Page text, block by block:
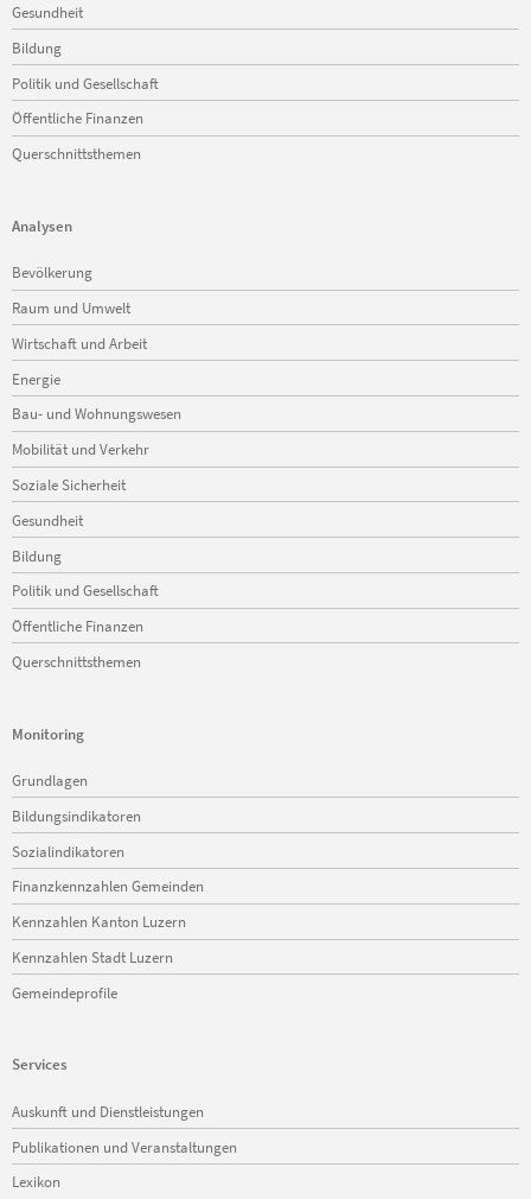
Gesundheit
Bildung
Politik und Gesellschaft
Öffentliche Finanzen
Querschnittsthemen
Analysen
Navigation
überspringen
Bevölkerung
Raum und Umwelt
Wirtschaft und Arbeit
Energie
Bau- und Wohnungswesen
Mobilität und Verkehr
Soziale Sicherheit
Gesundheit
Bildung
Politik und Gesellschaft
Öffentliche Finanzen
Querschnittsthemen
Monitoring
Navigation
überspringen
Grundlagen
Bildungsindikatoren
Sozialindikatoren
Finanzkennzahlen Gemeinden
Kennzahlen Kanton Luzern
Kennzahlen Stadt Luzern
Gemeindeprofile
Services
Navigation
überspringen
Auskunft und Dienstleistungen
Publikationen und Veranstaltungen
Lexikon